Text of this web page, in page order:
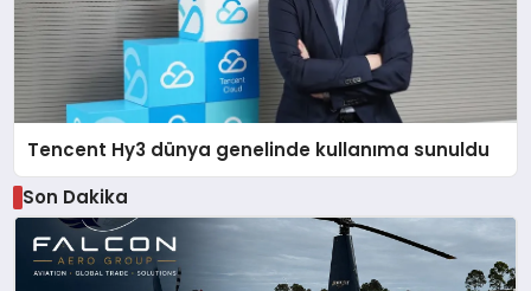
Tencent Hy3 dünya genelinde kullanıma sunuldu
Son Dakika